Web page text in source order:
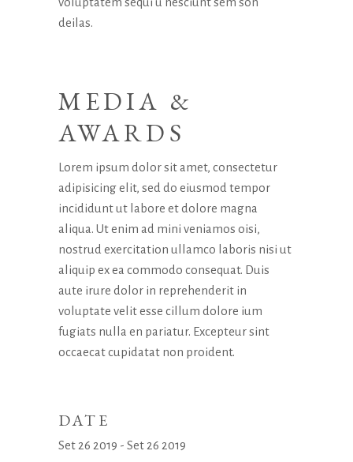
deilas.
MEDIA &
AWARDS
Lorem ipsum dolor sit amet, consectetur
adipisicing elit, sed do eiusmod tempor
incididunt ut labore et dolore magna
aliqua. Ut enim ad mini veniamos oisi,
nostrud exercitation ullamco laboris nisi ut
aliquip ex ea commodo consequat. Duis
aute irure dolor in reprehenderit in
voluptate velit esse cillum dolore ium
fugiats nulla en pariatur. Excepteur sint
occaecat cupidatat non proident.
DATE
Set 26 2019 - Set 26 2019